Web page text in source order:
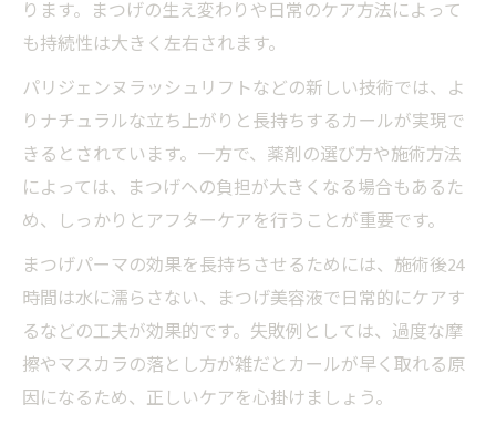
ります。まつげの生え変わりや日常のケア方法によって
も持続性は大きく左右されます。
パリジェンヌラッシュリフトなどの新しい技術では、よ
りナチュラルな立ち上がりと長持ちするカールが実現で
きるとされています。一方で、薬剤の選び方や施術方法
によっては、まつげへの負担が大きくなる場合もあるた
め、しっかりとアフターケアを行うことが重要です。
まつげパーマの効果を長持ちさせるためには、施術後24
時間は水に濡らさない、まつげ美容液で日常的にケアす
るなどの工夫が効果的です。失敗例としては、過度な摩
擦やマスカラの落とし方が雑だとカールが早く取れる原
因になるため、正しいケアを心掛けましょう。